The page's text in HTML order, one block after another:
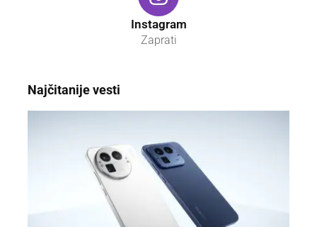
Instagram
Zaprati
Najčitanije vesti